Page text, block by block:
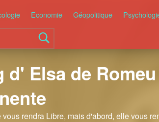
Economie Géopolitique
d' Elsa de
vous rendra Libre, mais d'abord, elle vous